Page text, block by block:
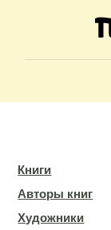
Книги
Авторы книг
Художники